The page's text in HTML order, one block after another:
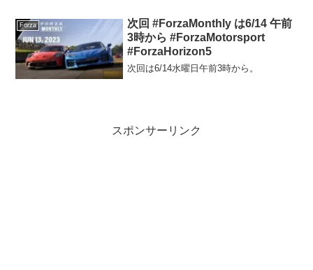
Forza
次回 #ForzaMonthly は6/14 午前
3時から #ForzaMotorsport
#ForzaHorizon5
次回は6/14水曜日午前3時から。
スポンサーリンク